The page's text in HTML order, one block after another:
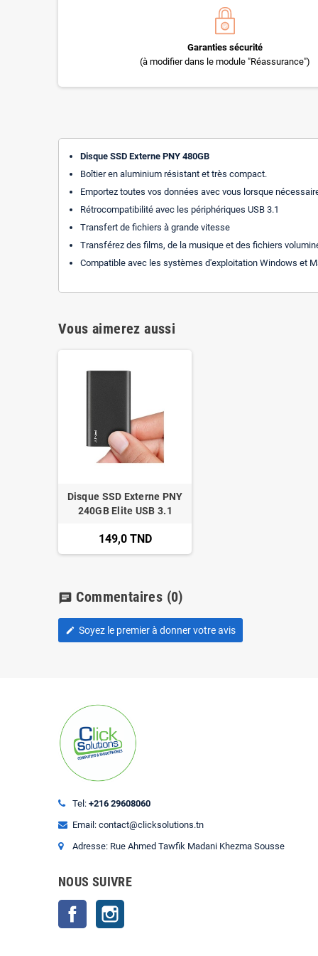
Garanties sécurité
(à modifier dans le module "Réassurance")
Disque SSD Externe PNY 480GB
Boîtier en aluminium résistant et très compact.
Emportez toutes vos données avec vous lorsque
Rétrocompatibilité avec les périphériques USB 3.1
Transfert de fichiers à grande vitesse
Transférez des films, de la musique et des fichiers
Compatible avec les systèmes d'exploitation Windows et
Vous aimerez aussi
Disque SSD Externe PNY
240GB Elite USB 3.1
149,0 TND
chat Commentaires (0)
edit Soyez le premier à donner votre avis
Tel: +216 29608060
Email: contact@clicksolutions.tn
Adresse: Rue Ahmed Tawfik Madani Khezma Sousse
NOUS SUIVRE
Facebook